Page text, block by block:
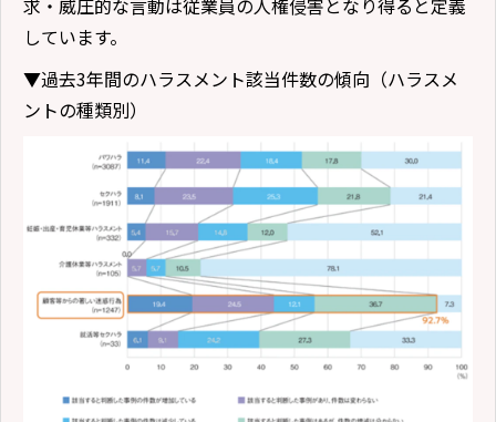
求・威圧的な言動は従業員の人権侵害となり得ると定義
しています。
▼過去3年間のハラスメント該当件数の傾向（ハラスメ
ントの種類別）